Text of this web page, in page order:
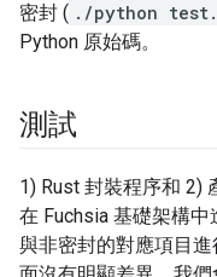
密封 ( ./python
Python 原始碼。
測試
1) Rust 封裝程序和 2)
在 Fuchsia 基礎架構中
與非密封的對應項目